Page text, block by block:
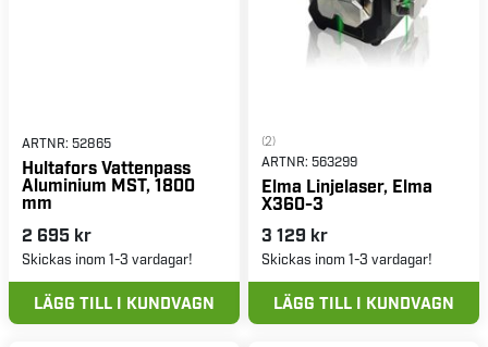
ARTNR: 52865
Hultafors Vattenpass
Aluminium MST, 1800
mm
2 695 kr
Skickas inom 1-3 vardagar!
LÄGG TILL I KUNDVAGN
(2)
ARTNR: 563299
Elma Linjelaser, Elma
X360-3
3 129 kr
Skickas inom 1-3 vardagar!
LÄGG TILL I KUNDVAGN